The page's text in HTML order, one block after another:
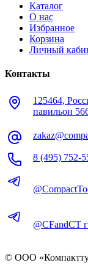
Каталог
О нас
Избранное
Корзина
Личный
Контакты
125464,
павильон
8 (495) 752-
@CFandCT
© OOO